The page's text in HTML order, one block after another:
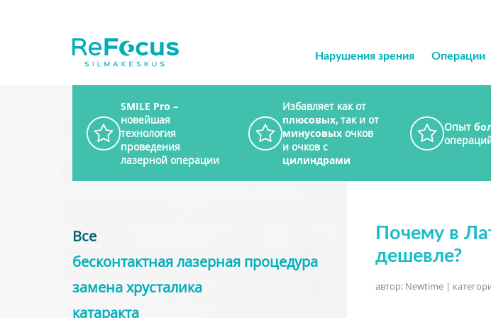
Нарушения зрения Операции
SMILE Pro –
новейшая
технология
проведения
лазерной операции
Избавляет как от
плюсовых, так и от
минусовых очков
и очков с
цилиндрами
Опыт
Почему в
дешевле?
автор: Newtime |
Все
бесконтактная лазерная процедура
заменa хрусталика
катарактa